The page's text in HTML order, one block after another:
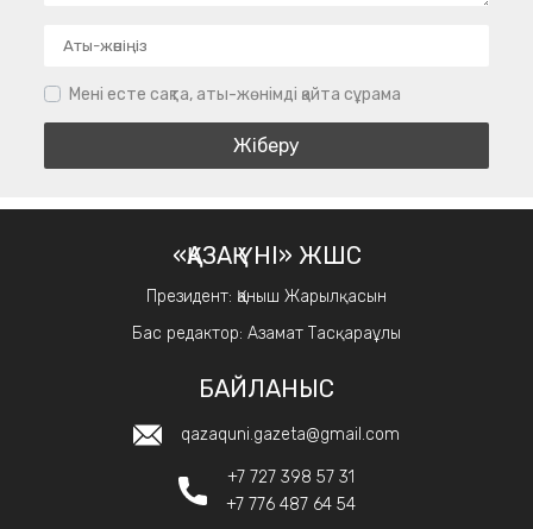
Мені есте сақта, аты-жөнімді қайта сұрама
«ҚАЗАҚ ҮНІ» ЖШС
Президент: Қаныш Жарылқасын
Бас редактор: Азамат Тасқараұлы
БАЙЛАНЫС
qazaquni.gazeta@gmail.com
+7 727 398 57 31
+7 776 487 64 54